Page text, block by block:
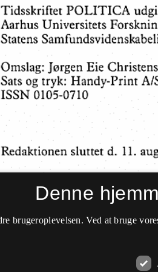
Denne
brugeroplevelsen. Ved at bruge